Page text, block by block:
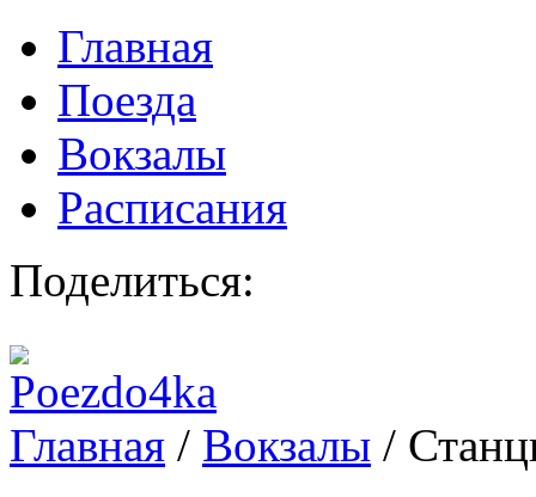
Главная
Поезда
Вокзалы
Расписания
Поделиться:
Главная / Вокзалы /